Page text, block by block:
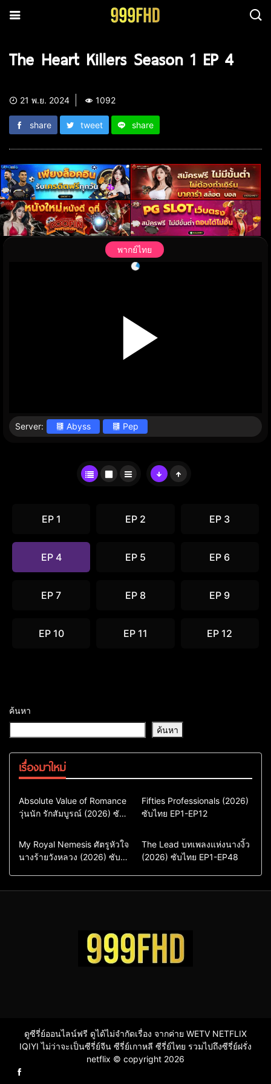
The Heart Killers Season 1 EP 4
21 พ.ย. 2024 1092
share tweet share
พากย์ไทย
Server: Abyss Pep
EP 1 EP 2 EP 3
EP 4 EP 5 EP 6
EP 7 EP 8 EP 9
EP 10 EP 11 EP 12
ค้นหา
ค้นหา
เรื่องมาใหม่
Comedy
Drama
ซีรี่ย์เกาหลี
ซีรี่ย์เกาหลีพากย์ไทย
Absolute Value of Romance
วุ่นนัก รักสัมบูรณ์ (2026) ซับ
Action & Adventure
Comedy
Drama
ซีรี่ย์เกาหลีซับไทย
Fifties Professionals (2026)
ซับไทย EP1-EP12
Comedy
Drama
Sci-Fi & Fantasy
My Royal Nemesis ศัตรูหัวใจ
นางร้ายวังหลวง (2026) ซับ
Drama
ซีรี่ย์จีน
ซีรี่ย์จีนซับไทย
The Lead บทเพลงแห่งนางงิ้ว
(2026) ซับไทย EP1-EP48
ดูซีรี่ย์ออนไลน์ฟรี ดูได้ไม่จำกัดเรื่อง จากค่าย WETV NETFLIX
IQIYI ไม่ว่าจะเป็นซีรี่ย์จีน ซีรี่ย์เกาหลี ซีรี่ย์ไทย รวมไปถึงซีรี่ย์ฝรั่ง
netflix © copyright 2026